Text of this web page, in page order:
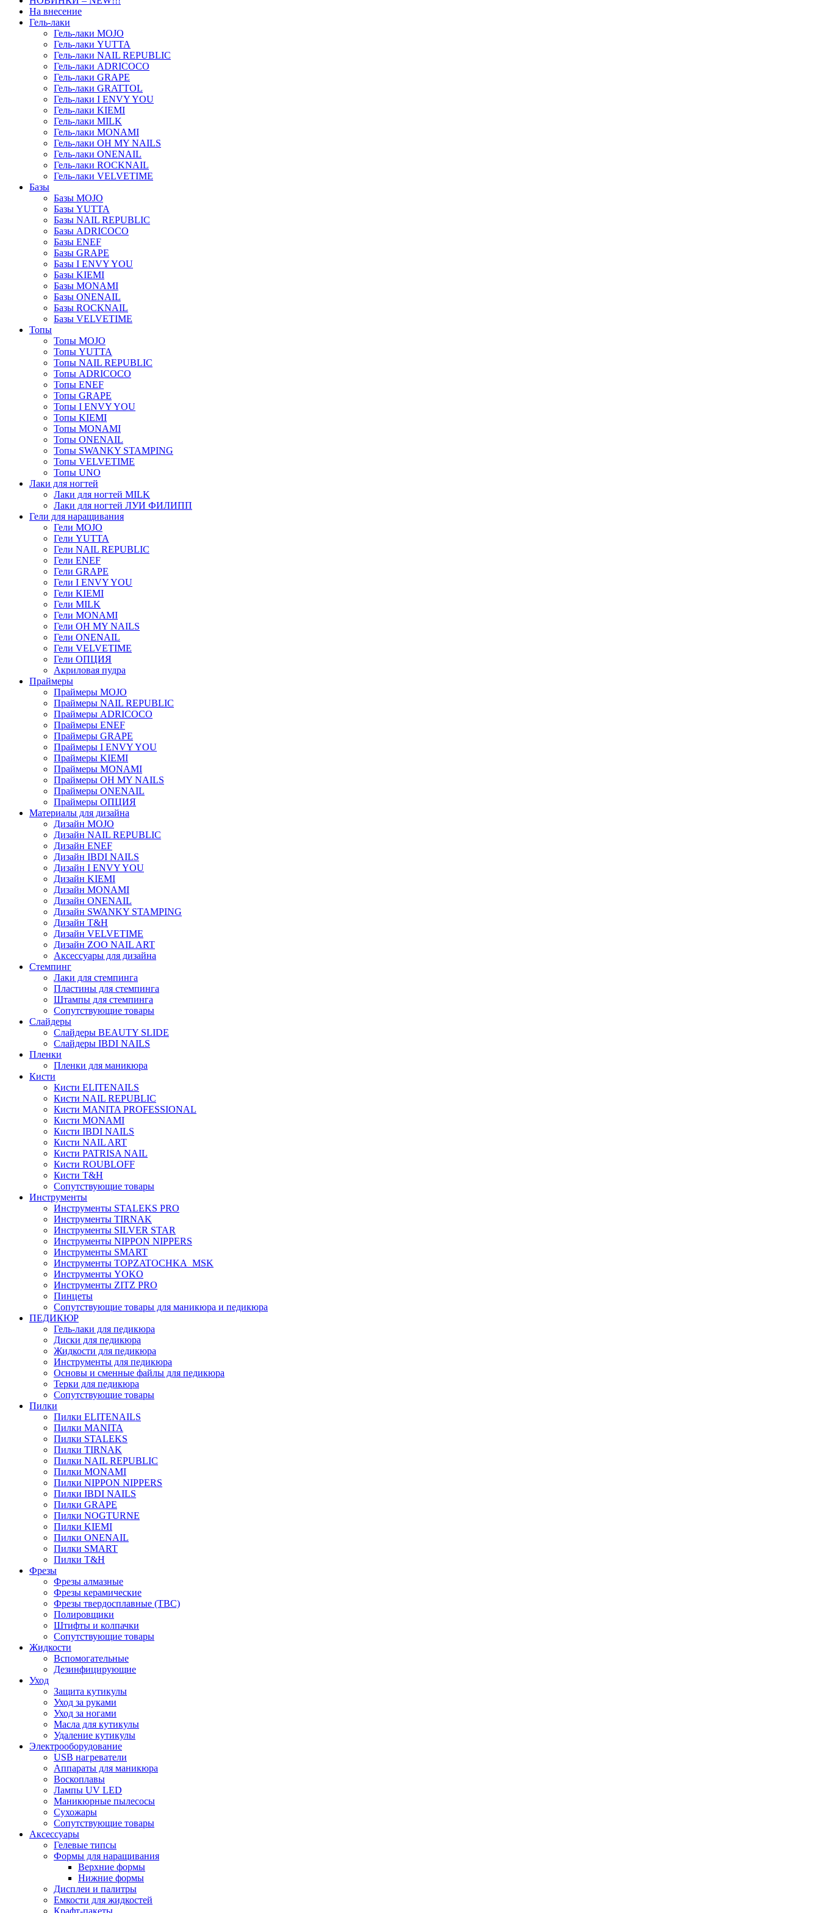
На внесение
Гель-лаки
Гель-лаки MOJO
Гель-лаки YUTTA
Гель-лаки NAIL REPUBLIC
Гель-лаки ADRICOCO
Гель-лаки GRAPE
Гель-лаки GRATTOL
Гель-лаки I ENVY YOU
Гель-лаки KIEMI
Гель-лаки MILK
Гель-лаки MONAMI
Гель-лаки OH MY NAILS
Гель-лаки ONENAIL
Гель-лаки ROCKNAIL
Гель-лаки VELVETIME
Базы
Базы MOJO
Базы YUTTA
Базы NAIL REPUBLIC
Базы ADRICOCO
Базы ENEF
Базы GRAPE
Базы I ENVY YOU
Базы KIEMI
Базы MONAMI
Базы ONENAIL
Базы ROCKNAIL
Базы VELVETIME
Топы
Топы MOJO
Топы YUTTA
Топы NAIL REPUBLIC
Топы ADRICOCO
Топы ENEF
Топы GRAPE
Топы I ENVY YOU
Топы KIEMI
Топы MONAMI
Топы ONENAIL
Топы SWANKY STAMPING
Топы VELVETIME
Топы UNO
Лаки для ногтей
Лаки для ногтей MILK
Лаки для ногтей ЛУИ ФИЛИПП
Гели для наращивания
Гели MOJO
Гели YUTTA
Гели NAIL REPUBLIC
Гели ENEF
Гели GRAPE
Гели I ENVY YOU
Гели KIEMI
Гели MILK
Гели MONAMI
Гели OH MY NAILS
Гели ONENAIL
Гели VELVETIME
Гели ОПЦИЯ
Акриловая пудра
Праймеры
Праймеры MOJO
Праймеры NAIL REPUBLIC
Праймеры ADRICOCO
Праймеры ENEF
Праймеры GRAPE
Праймеры I ENVY YOU
Праймеры KIEMI
Праймеры MONAMI
Праймеры OH MY NAILS
Праймеры ONENAIL
Праймеры ОПЦИЯ
Материалы для дизайна
Дизайн MOJO
Дизайн NAIL REPUBLIC
Дизайн ENEF
Дизайн IBDI NAILS
Дизайн I ENVY YOU
Дизайн KIEMI
Дизайн MONAMI
Дизайн ONENAIL
Дизайн SWANKY STAMPING
Дизайн T&H
Дизайн VELVETIME
Дизайн ZOO NAIL ART
Аксессуары для дизайна
Стемпинг
Лаки для стемпинга
Пластины для стемпинга
Штампы для стемпинга
Сопутствующие товары
Слайдеры
Слайдеры BEAUTY SLIDE
Слайдеры IBDI NAILS
Пленки
Пленки для маникюра
Кисти
Кисти ELITENAILS
Кисти NAIL REPUBLIC
Кисти MANITA PROFESSIONAL
Кисти MONAMI
Кисти IBDI NAILS
Кисти NAIL ART
Кисти PATRISA NAIL
Кисти ROUBLOFF
Кисти T&H
Сопутствующие товары
Инструменты
Инструменты STALEKS PRO
Инструменты TIRNAK
Инструменты SILVER STAR
Инструменты NIPPON NIPPERS
Инструменты SMART
Инструменты TOPZATOCHKA_MSK
Инструменты YOKO
Инструменты ZITZ PRO
Пинцеты
Сопутствующие товары для маникюра и педикюра
ПЕДИКЮР
Гель-лаки для педикюра
Диски для педикюра
Жидкости для педикюра
Инструменты для педикюра
Основы и сменные файлы для педикюра
Терки для педикюра
Сопутствующие товары
Пилки
Пилки ELITENAILS
Пилки MANITA
Пилки STALEKS
Пилки TIRNAK
Пилки NAIL REPUBLIC
Пилки MONAMI
Пилки NIPPON NIPPERS
Пилки IBDI NAILS
Пилки GRAPE
Пилки NOGTURNE
Пилки KIEMI
Пилки ONENAIL
Пилки SMART
Пилки T&H
Фрезы
Фрезы алмазные
Фрезы керамические
Фрезы твердосплавные (ТВС)
Полировщики
Штифты и колпачки
Сопутствующие товары
Жидкости
Вспомогательные
Дезинфицирующие
Уход
Защита кутикулы
Уход за руками
Уход за ногами
Масла для кутикулы
Удаление кутикулы
Электрооборудование
USB нагреватели
Аппараты для маникюра
Воскоплавы
Лампы UV LED
Маникюрные пылесосы
Сухожары
Сопутствующие товары
Аксессуары
Гелевые типсы
Формы для наращивания
Верхние формы
Нижние формы
Дисплеи и палитры
Емкости для жидкостей
Крафт-пакеты